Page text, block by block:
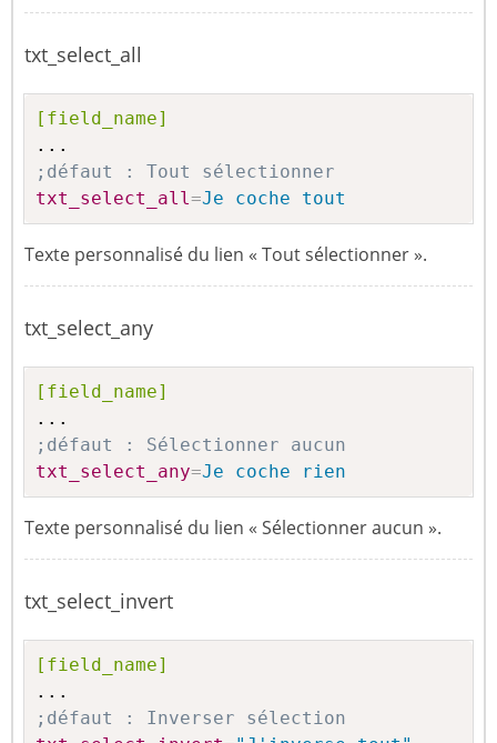
txt_select_all
[field_name]
;défaut : Tout sélectionner
txt_select_all=Je coche tout
Texte personnalisé du lien « Tout sélectionner ».
txt_select_any
[field_name]
;défaut : Sélectionner aucun
txt_select_any=Je coche rien
Texte personnalisé du lien « Sélectionner aucun ».
txt_select_invert
[field_name]
;défaut : Inverser sélection